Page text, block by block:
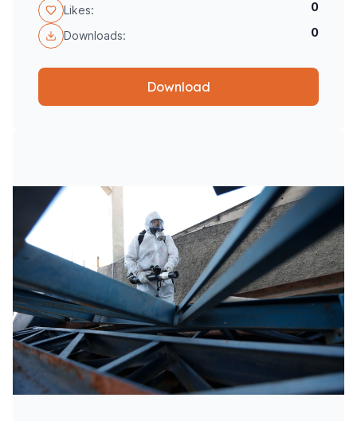
Likes: 0
Downloads: 0
Download